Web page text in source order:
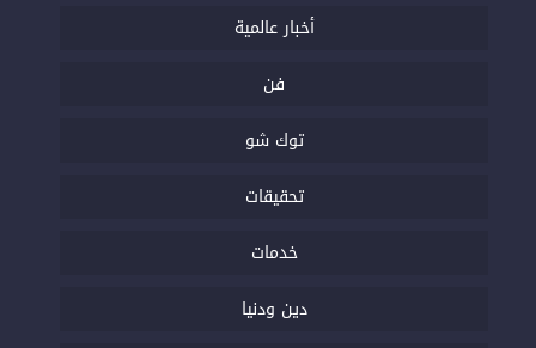
أخبار عالمية
فن
توك شو
تحقيقات
خدمات
دين ودنيا